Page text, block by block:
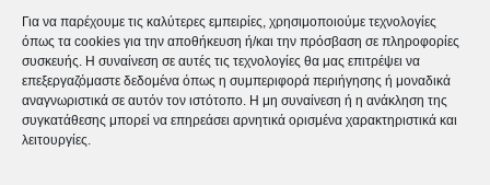
Για να παρέχουμε τις καλύτερες εμπειρίες, χρησιμοποιούμε τεχνολογίες
όπως τα cookies για την αποθήκευση ή/και την πρόσβαση σε πληροφορίες
συσκευής. Η συναίνεση σε αυτές τις τεχνολογίες θα μας επιτρέψει να
επεξεργαζόμαστε δεδομένα όπως η συμπεριφορά περιήγησης ή μοναδικά
αναγνωριστικά σε αυτόν τον ιστότοπο. Η μη συναίνεση ή η ανάκληση της
συγκατάθεσης μπορεί να επηρεάσει αρνητικά ορισμένα χαρακτηριστικά και
λειτουργίες.